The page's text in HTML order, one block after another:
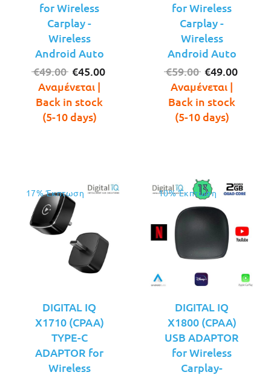
for Wireless
Carplay -
Wireless
Android Auto
€49.00 Original
price
was:
€49.00.
€45.00
Αναμένεται |
Back in stock
(5-10 days)
for Wireless
Carplay -
Wireless
Android Auto
€59.00 Original
price
was:
€59.00.
€49.00
Αναμένεται |
Back in stock
(5-10 days)
17% Έκπτωση
DIGITAL IQ
X1710 (CPAA)
TYPE-C
ADAPTOR for
Wireless
10% Έκπτωση
DIGITAL IQ
X1800 (CPAA)
USB ADAPTOR
for Wireless
Carplay-